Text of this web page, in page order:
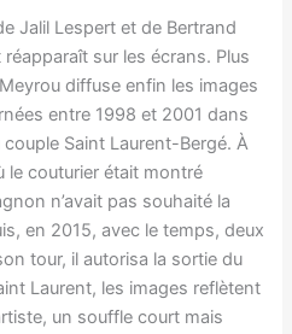
Jalil Lespert et de Bertrand
sur les écrans. Plus
diffuse enfin les images
entre 1998 et 2001 dans
Saint Laurent-Bergé. À
le couturier était montré
n’avait pas souhaité la
en 2015, avec le temps, deux
tour, il autorisa la sortie du
Laurent, les images reflètent
un souffle court mais